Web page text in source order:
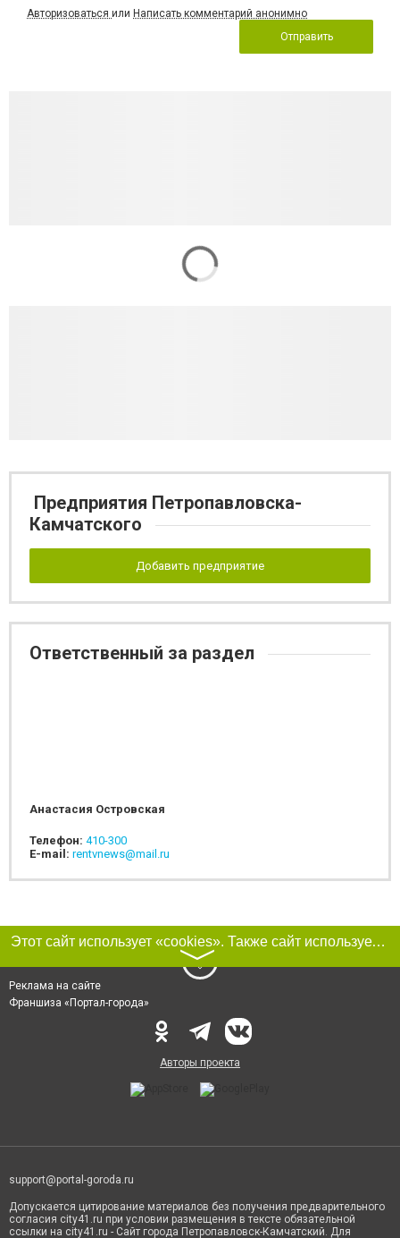
Авторизоваться или Написать комментарий анонимно
Отправить
Предприятия Петропавловска-
Камчатского
Добавить предприятие
Ответственный за раздел
Анастасия Островская
Телефон: 410-300
E-mail: rentvnews@mail.ru
Этот сайт использует «cookies». Также сайт использует интернет-сервис для сбора технических данных касательно посетителей с целью получения маркетинговой и статистической информации. Условия обработки данных посетителей сайта см.
〉
Реклама на сайте
Франшиза «Портал-города»
Авторы проекта
support@portal-goroda.ru
Допускается цитирование материалов без получения предварительного
согласия city41.ru при условии размещения в тексте обязательной
ссылки на city41.ru - Сайт города Петропавловск-Камчатский. Для